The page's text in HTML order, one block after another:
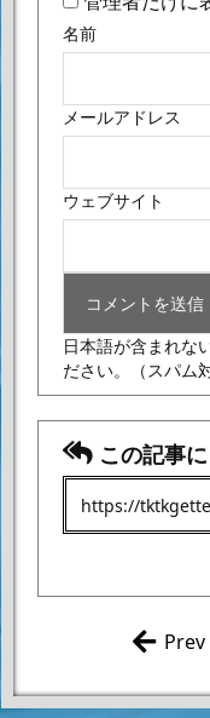
名前
メールアドレス
ウェブサイト
日本語が含まれな
ださい。
（スパム
この記事
白2014
Prev